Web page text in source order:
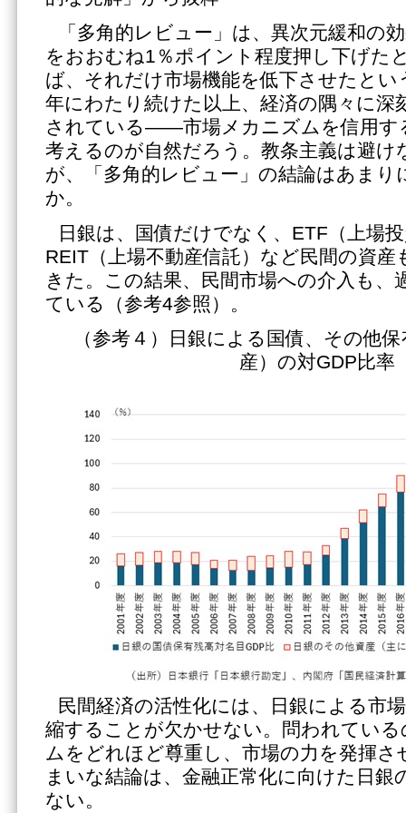
「多角的レビュー」は、異次元緩和の
をおおむね1％ポイント程度押し下げた
ば、それだけ市場機能を低下させたと
年にわたり続けた以上、経済の隅々に深
されている――市場メカニズムを信用す
考えるのが自然だろう。教条主義は避け
が、「多角的レビュー」の結論はあまり
か。
日銀は、国債だけでなく、ETF（上場
REIT（上場不動産信託）など民間の資
きた。この結果、民間市場への介入も、
ている（参考4参照）。
（参考４）日銀による国債、その他
産）の対GDP比率
民間経済の活性化には、日銀による市
縮することが欠かせない。問われてい
ムをどれほど尊重し、市場の力を発揮
まいな結論は、金融正常化に向けた日銀
ない。